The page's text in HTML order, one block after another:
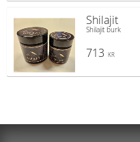
Shilajit
Shilajit burk
713 KR